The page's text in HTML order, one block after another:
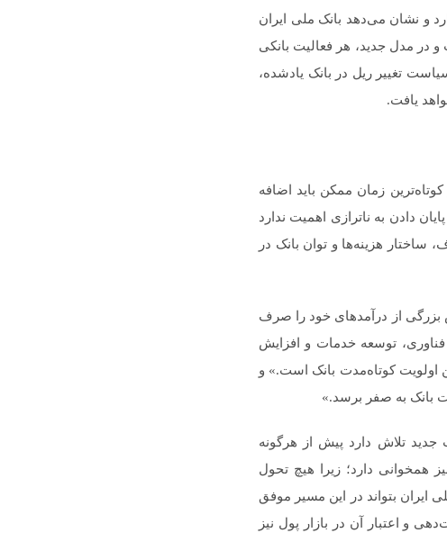
و نشان می‌دهد بانک ملی ایران
مدل جدید، هر فعالیت بانکی
تغییر ریل در بانک یادشده،
یافت.
زمان ممکن باید اضافه
دادن به ناترازی اهمیت ندارد
هزینه‌ها و توان بانک در
بزرگی از درآمدهای خود را صرف
توسعه خدمات و افزایش
کوتاه‌مدت بانک است.» و
بانک به صفر برسد.»
جدید تلاش دارد پیش از هرگونه
همخوانی دارد؛ زیرا هیچ تحول
ایران بتواند در این مسیر موفق
و اعتبار آن در بازار پول نیز